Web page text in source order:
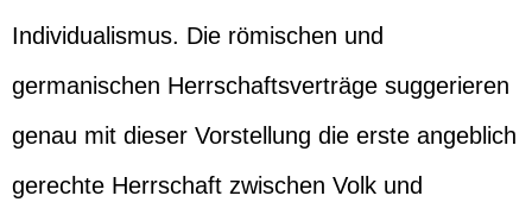
Individualismus. Die römischen und
germanischen Herrschaftsverträge suggerieren
genau mit dieser Vorstellung die erste angeblich
gerechte Herrschaft zwischen Volk und